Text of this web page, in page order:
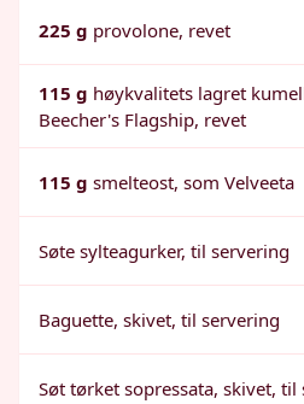
225 g provolone, revet
115 g høykvalitets lagret
Beecher's Flagship, revet
115 g smelteost, som Velveeta
Søte sylteagurker, til servering
Baguette, skivet, til servering
Søt tørket sopressata, skivet, til